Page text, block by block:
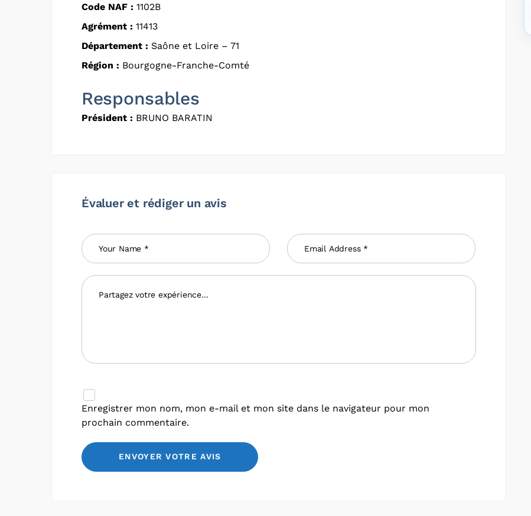
Code NAF : 1102B
Agrément : 11413
Département : Saône et Loire – 71
Région : Bourgogne-Franche-Comté
Responsables
Président : BRUNO BARATIN
Évaluer et rédiger un avis
Enregistrer mon nom, mon e-mail et mon site dans le navigateur pour mon
prochain commentaire.